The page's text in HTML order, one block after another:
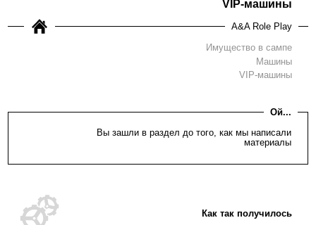
VIP-машины
A&A Role Play
Имущество в сампе
Машины
VIP-машины
Ой...
Вы зашли в раздел до того, как мы написали
материалы
Как так получилось